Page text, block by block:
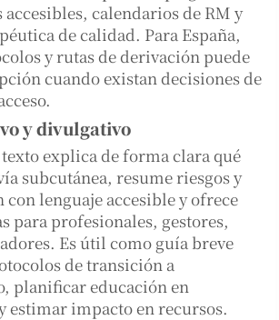
calendarios de RM y
de calidad. Para España,
y rutas de derivación puede
cuando existan decisiones de
y divulgativo
explica de forma clara qué
subcutánea, resume riesgos y
lenguaje accesible y ofrece
para profesionales, gestores,
Es útil como guía breve
de transición a
planificar educación en
estimar impacto en recursos.